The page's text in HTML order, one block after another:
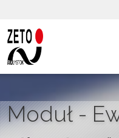
Moduł -